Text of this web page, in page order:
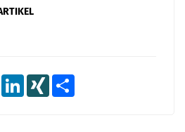
WhatsAppLinkedInXING